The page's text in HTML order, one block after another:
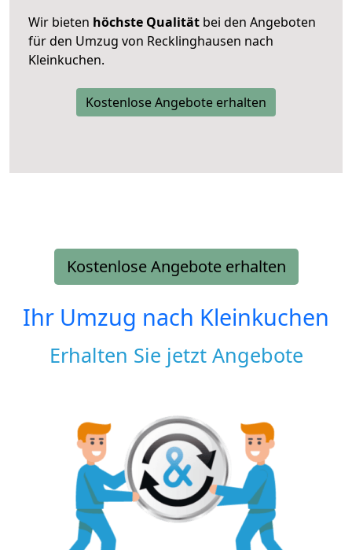
Wir bieten höchste Qualität bei den Angeboten
für den Umzug von Recklinghausen nach
Kleinkuchen.
Kostenlose Angebote erhalten
Kostenlose Angebote erhalten
Ihr Umzug nach Kleinkuchen
Erhalten Sie jetzt Angebote